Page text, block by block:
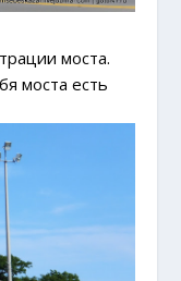
моста.
моста есть